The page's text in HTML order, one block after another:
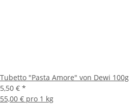
Tubetto "Pasta Amore" von Dewi 100g
5,50 € *
55,00 € pro 1 kg